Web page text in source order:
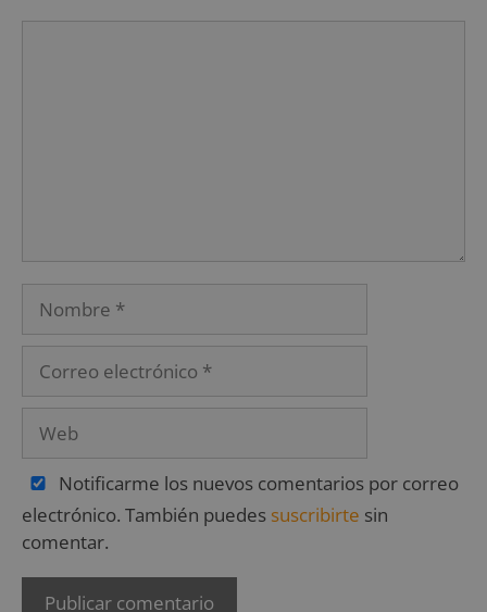
Notificarme los nuevos comentarios por correo
electrónico. También puedes suscribirte sin
comentar.